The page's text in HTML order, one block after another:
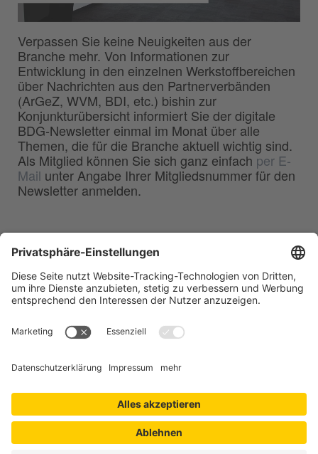
Verpassen Sie keine Neuigkeiten aus der
Branche mehr. Von Informationen zur
Entwicklung in den einzelnen Werkstoffbereichen
über Nachrichten aus den Partnerverbänden
(ArGeZ, WVM, BDI, etc.) bishin zur
Konjunkturübersicht informiert Sie der digitale
BDG-Newsletter einmal im Monat über alle
Themen, die für die Branche aktuell wichtig sind.
Als Mitglied können Sie sich ganz einfach per E-
Mail unter Angabe Ihrer Mitgliedsnummer für den
Newsletter anmelden.
Deutschen Gießerei-Industrie e.V.
40549 Düsseldorf
Telefon:0211 - 68 71 - 03
0211 - 68 71 - 3333
E-Mail:info(at)bdguss.de